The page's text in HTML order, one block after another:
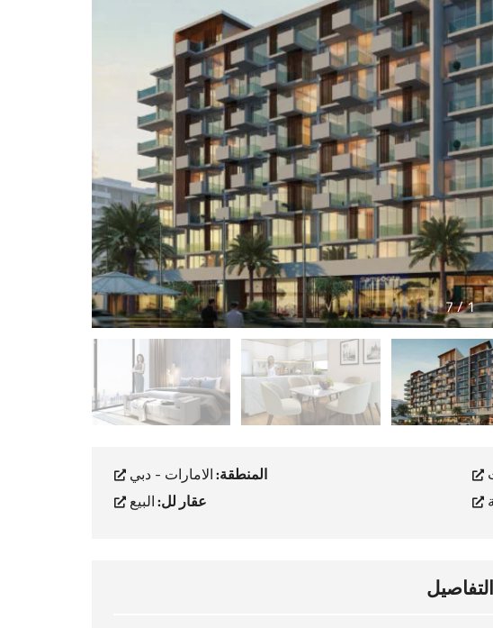
1
/
7
المنطقة:الامارات - دبي
عقار لل:البيع
التفاصيل